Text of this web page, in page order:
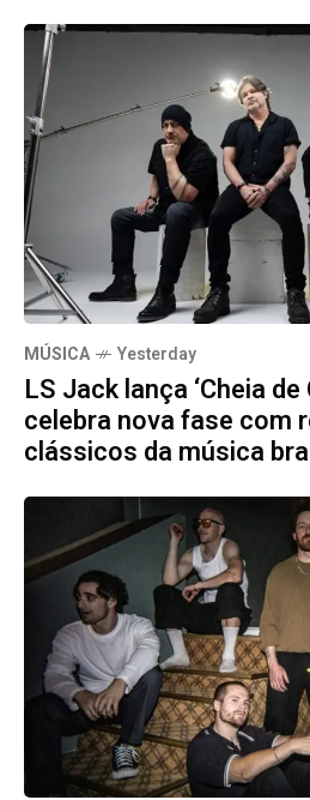
MÚSICA Yesterday
LS Jack lança ‘Cheia de
celebra nova fase com
clássicos da música